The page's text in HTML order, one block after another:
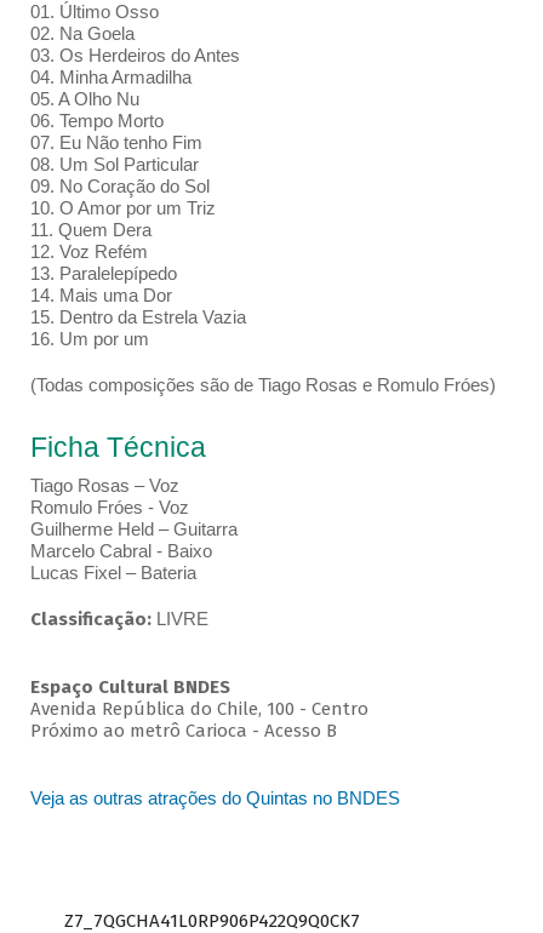
01. Último Osso
02. Na Goela
03. Os Herdeiros do Antes
04. Minha Armadilha
05. A Olho Nu
06. Tempo Morto
07. Eu Não tenho Fim
08. Um Sol Particular
09. No Coração do Sol
10. O Amor por um Triz
11. Quem Dera
12. Voz Refém
13. Paralelepípedo
14. Mais uma Dor
15. Dentro da Estrela Vazia
16. Um por um
(Todas composições são de Tiago Rosas e Romulo Fróes)
Ficha Técnica
Tiago Rosas – Voz
Romulo Fróes - Voz
Guilherme Held – Guitarra
Marcelo Cabral - Baixo
Lucas Fixel – Bateria
Classificação: LIVRE
Espaço Cultural BNDES
Avenida República do Chile, 100 - Centro
Próximo ao metrô Carioca - Acesso B
Veja as outras atrações do Quintas no BNDES
Z7_7QGCHA41L0RP906P422Q9Q0CK7